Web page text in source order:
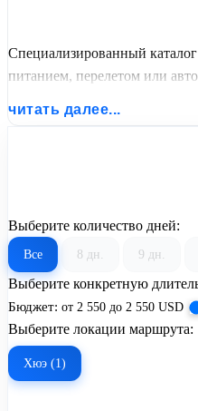
Специализированный
питанием, перелетом или
читать далее...
Выберите количество дней:
Все 8 дн. 9 дн.
Выберите конкретную
Бюджет: от 2 550 до 2 550 USD
Выберите локации маршрута:
Хюэ (1)